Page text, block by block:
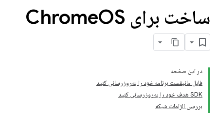
ساخت برای Chrome OS
در این صفحه
فایل مانیفست برنامه خود را به‌روزرسانی کنید
SDK هدف خود را به‌روزرسانی کنید
بررسی الزامات شبکه